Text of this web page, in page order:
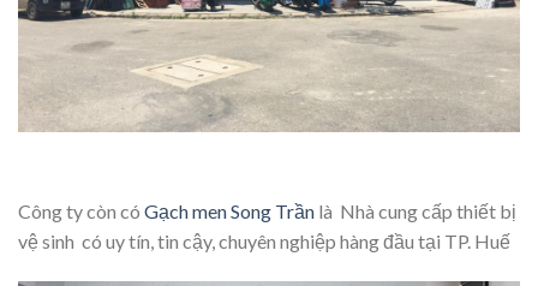
Công ty còn có Gạch men Song Trần là Nhà cung cấp thiết bị
vệ sinh có uy tín, tin cậy, chuyên nghiệp hàng đầu tại TP. Huế